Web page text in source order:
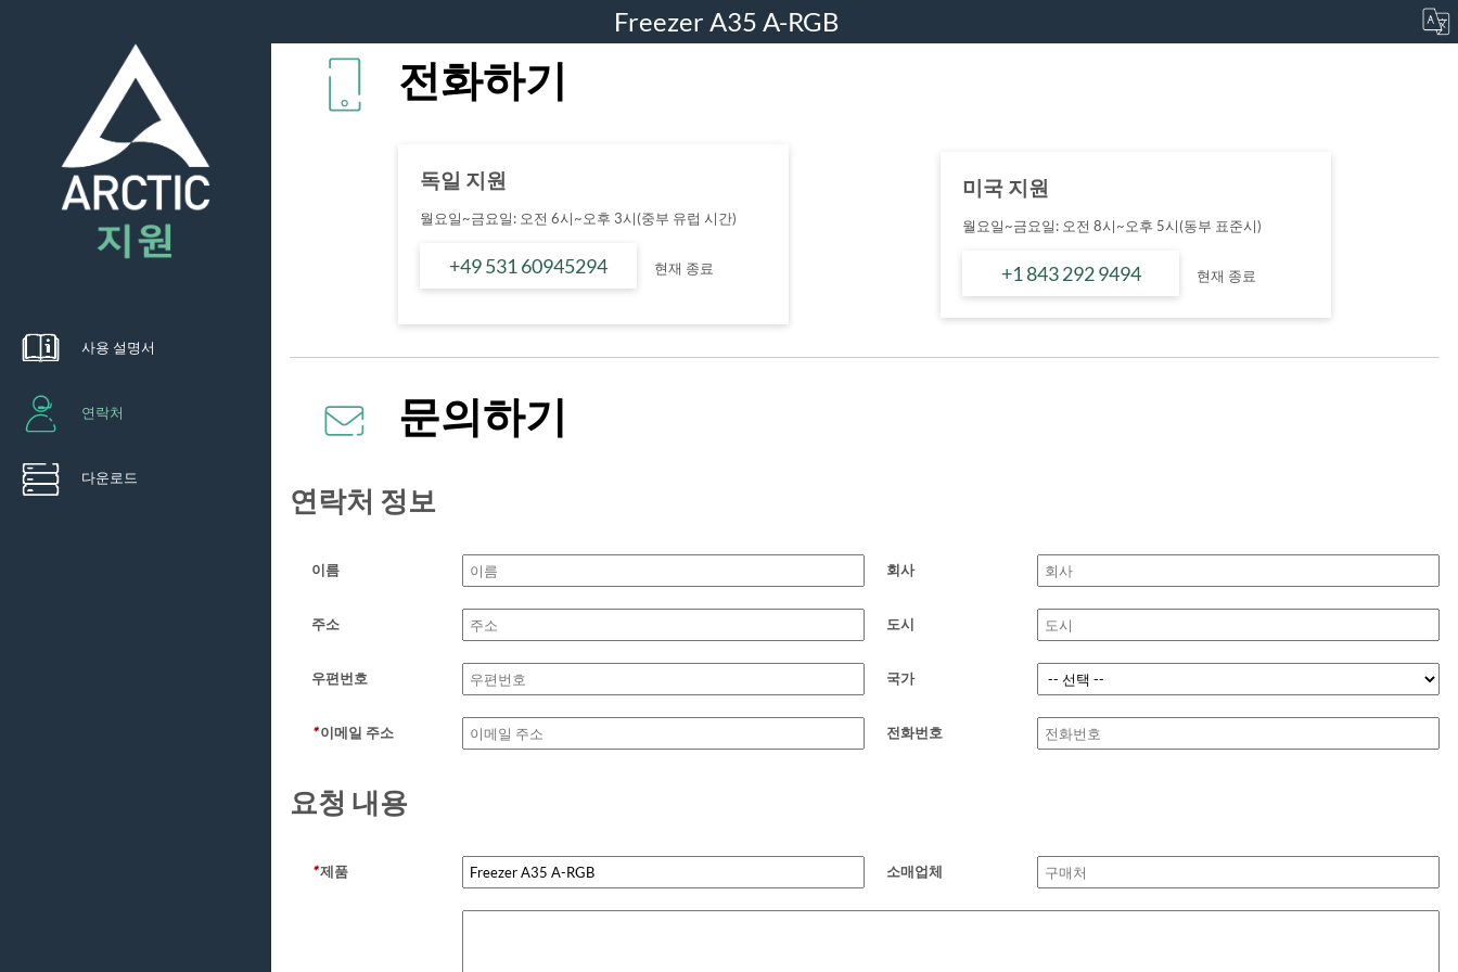
Freezer A35 A-RGB
사용 설명서
연락처
다운로드
전화하기
독일 지원
월요일~금요일: 오전 6시~오후 3시(중부 유럽 시간)
+49 531 60945294 현재 종료
미국 지원
월요일~금요일: 오전 8시~오후 5시(동부 표준시)
+1 843 292 9494 현재 종료
문의하기
연락처 정보
이름 회사
주소 도시
우편번호 국가
*이메일 주소 전화번호
요청 내용
*제품 소매업체